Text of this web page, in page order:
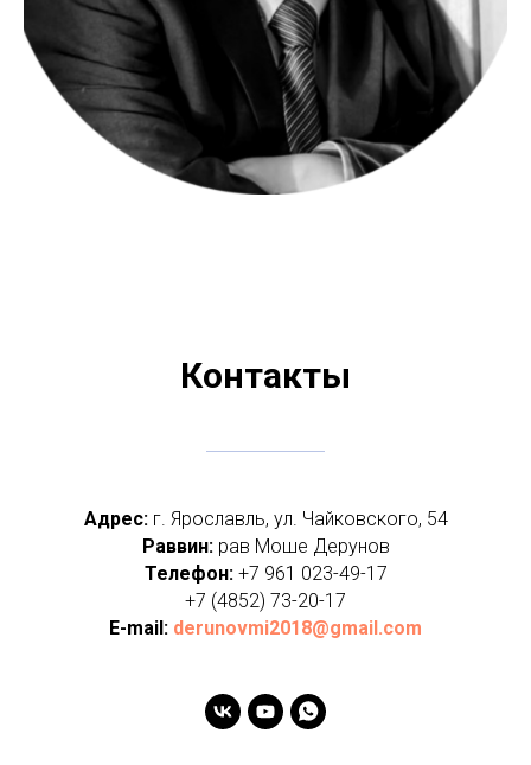
Контакты
Адрес: г. Ярославль, ул. Чайковского, 54
Раввин:рав Моше Дерунов
Телефон: +7 961 023-49-17
+7 (4852) 73-20-17
E-mail: derunovmi2018@gmail.com